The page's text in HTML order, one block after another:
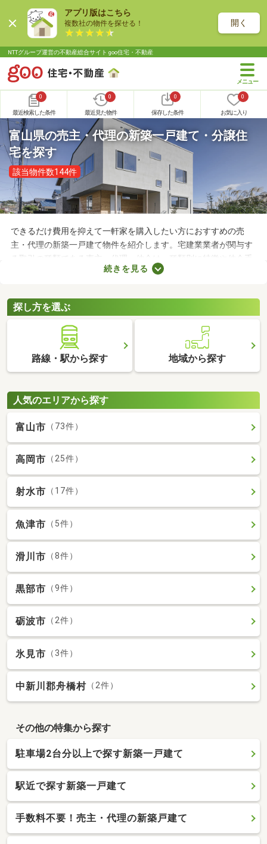
アプリ版はこちら
複数社の物件を探せる！ 開く
NTTグループ運営の不動産総合サイト goo住宅・不動産
0
最近検索した条件
0
最近見た物件
0
保存した条件
0
お気に入り
富山県の売主・代理の新築一戸建て・分譲住
宅を探す
該当物件数144件
できるだけ費用を抑えて一軒家を購入したい方におすすめの売
主・代理の新築一戸建て物件を紹介します。宅建業業者が関与す
る取引の種類である売主・代理・仲介は、種類別に特徴や仲介手
数料の有無が異なります。売主と代理で取引する際は仲介手数料
新築一戸建てを手に入れたい方は、ぜひチェックしてみてくださ
いね。
続きを見る
探し方を選ぶ
路線・駅から探す 地域から探す
人気のエリアから探す
富山市 （73件）
高岡市 （25件）
射水市 （17件）
魚津市 （5件）
滑川市 （8件）
黒部市 （9件）
砺波市 （2件）
氷見市 （3件）
中新川郡舟橋村 （2件）
その他の特集から探す
駐車場2台分以上で探す新築一戸建て
駅近で探す新築一戸建て
手数料不要！売主・代理の新築戸建て